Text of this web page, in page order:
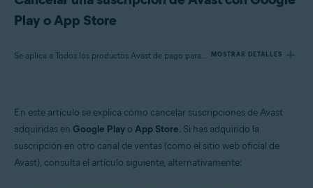
Play o App Store
Se aplica a Todos los productos Avast de pago para consumidores para Android y iOS MOSTRAR DETALLES
Productos:
Todos los productos Avast de pago para consumidores para Android y iOS
En este artículo se explica cómo cancelar suscripciones de Avast
adquiridas en Google Play o App Store. Si has adquirido la
suscripción en otro canal de ventas (como el sitio web oficial de
Avast), consulta el artículo siguiente, alternativamente: